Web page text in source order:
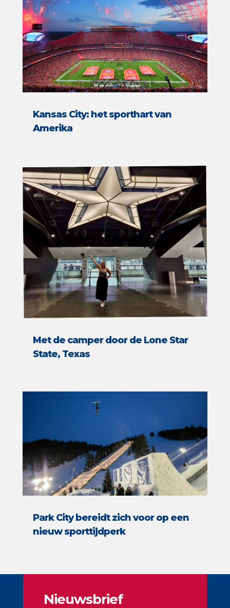
Kansas City: het sporthart van
Amerika
Met de camper door de Lone Star
State, Texas
Park City bereidt zich voor op een
nieuw sporttijdperk
Nieuwsbrief